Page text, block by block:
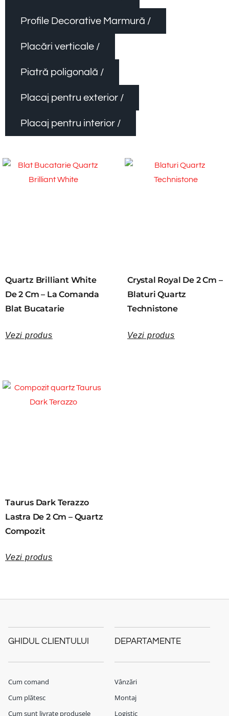
Profile Decorative Marmură /
Placări verticale /
Piatră poligonală /
Placaj pentru exterior /
Placaj pentru interior /
Quartz Brilliant White
De 2 Cm – La Comanda
Blat Bucatarie
Vezi produs
Crystal Royal De 2 Cm –
Blaturi Quartz
Technistone
Vezi produs
Taurus Dark Terazzo
Lastra De 2 Cm – Quartz
Compozit
Vezi produs
GHIDUL CLIENTULUI
Cum comand
Cum plătesc
Cum sunt livrate produsele
DEPARTAMENTE
Vânzări
Montaj
Logistic